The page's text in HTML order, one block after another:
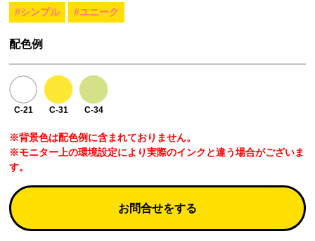
#シンプル #ユニーク
配色例
C-21 C-31 C-34
※背景色は配色例に含まれておりません。
※モニター上の環境設定により実際のインクと違う場合がございま
す。
お問合せをする